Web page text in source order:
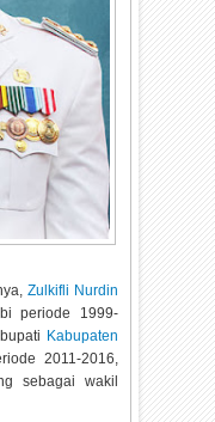
Zulkifli Nurdin
periode 1999-
Kabupaten
2011-2016,
sebagai wakil